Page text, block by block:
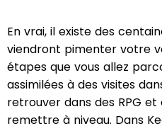
En vrai, il existe des
viendront pimenter votre
étapes que vous allez
assimilées à des visites
retrouver dans des RPG
remettre à niveau. Dans